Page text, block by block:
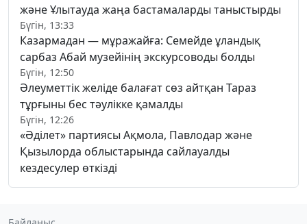
және Ұлытауда жаңа бастамаларды таныстырды
Бүгін, 13:33
Казармадан — мұражайға: Семейде ұландық
сарбаз Абай музейінің экскурсоводы болды
Бүгін, 12:50
Әлеуметтік желіде балағат сөз айтқан Тараз
тұрғыны бес тәулікке қамалды
Бүгін, 12:26
«Әділет» партиясы Ақмола, Павлодар және
Қызылорда облыстарында сайлауалды
кездесулер өткізді